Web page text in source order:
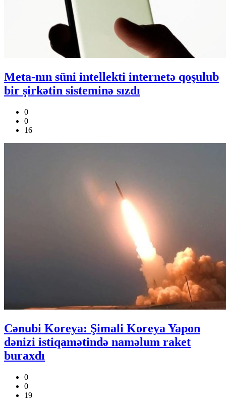
Meta-nın süni intellekti internetə qoşulub
bir şirkətin sisteminə sızdı
0
0
16
Cənubi Koreya: Şimali Koreya Yapon
dənizi istiqamətində naməlum raket
buraxdı
0
0
19